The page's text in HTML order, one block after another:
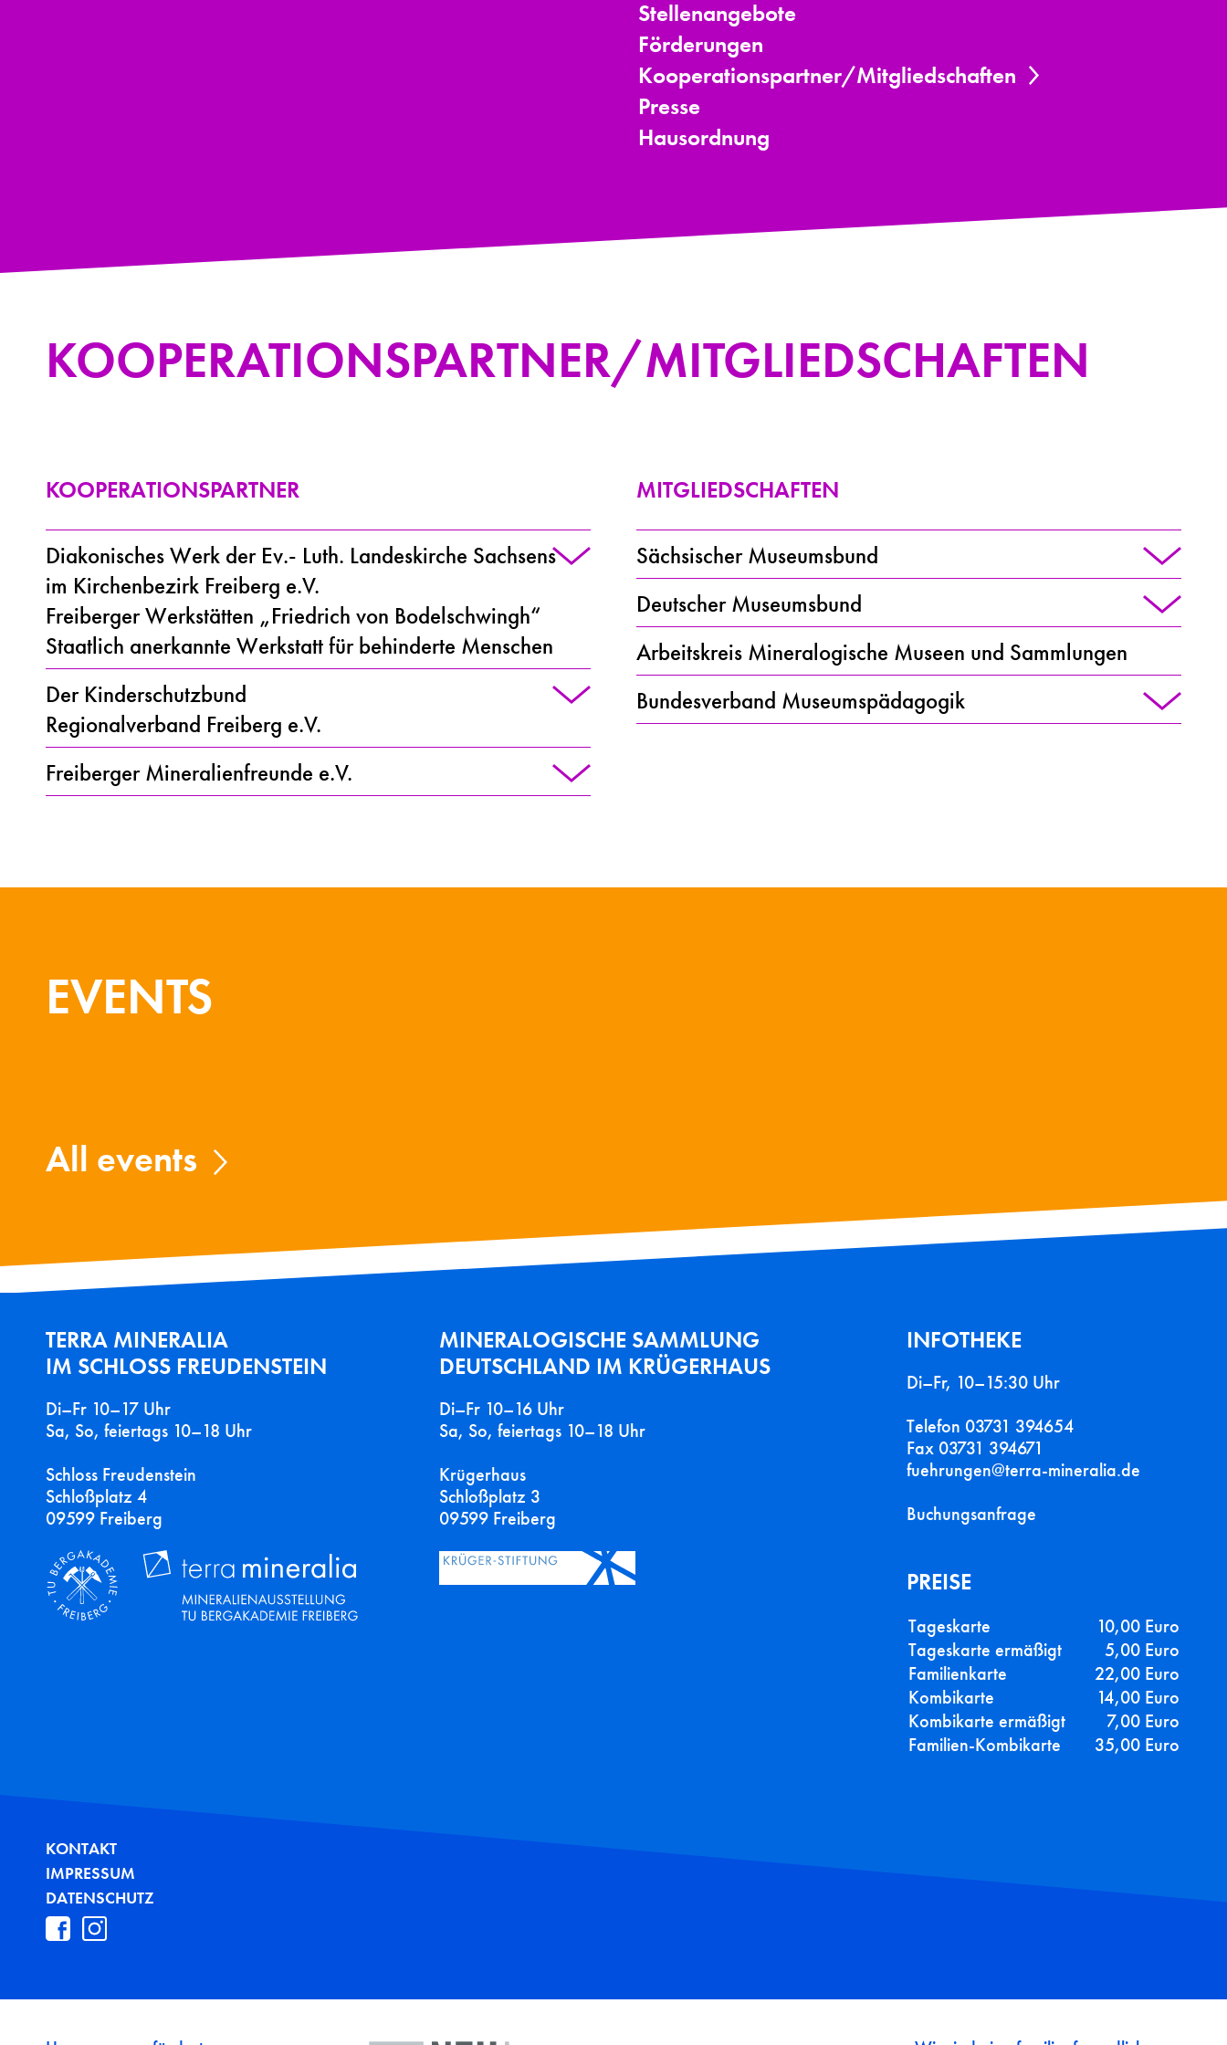
Stellenangebote
Förderungen
Kooperationspartner/Mitgliedschaften
Presse
Hausordnung
KOOPERATIONSPARTNER/MITGLIEDSCHAFTEN
KOOPERATIONSPARTNER
Diakonisches Werk der Ev.- Luth. Landeskirche Sachsens
im Kirchenbezirk Freiberg e.V.
Freiberger Werkstätten „Friedrich von Bodelschwingh“
Staatlich anerkannte Werkstatt für behinderte Menschen
Der Kinderschutzbund
Regionalverband Freiberg e.V.
Freiberger Mineralienfreunde e.V.
MITGLIEDSCHAFTEN
Sächsischer Museumsbund
Deutscher Museumsbund
Arbeitskreis Mineralogische Museen und Sammlungen
Bundesverband Museumspädagogik
EVENTS
All events
TERRA MINERALIA
IM SCHLOSS FREUDENSTEIN
Di–Fr 10–17 Uhr
Sa, So, feiertags 10–18 Uhr
Schloss Freudenstein
Schloßplatz 4
09599 Freiberg
MINERALOGISCHE SAMMLUNG
DEUTSCHLAND IM KRÜGERHAUS
Di–Fr 10–16 Uhr
Sa, So, feiertags 10–18 Uhr
Krügerhaus
Schloßplatz 3
09599 Freiberg
INFOTHEKE
Di–Fr, 10–15:30 Uhr
Telefon 03731 394654
Fax 03731 394671
fuehrungen@terra-mineralia.de
Buchungsanfrage
PREISE
Tageskarte
10,00 Euro
Tageskarte ermäßigt
5,00 Euro
Familienkarte
22,00 Euro
Kombikarte
14,00 Euro
Kombikarte ermäßigt
7,00 Euro
Familien-Kombikarte
35,00 Euro
FUSSZEILE
KONTAKT
IMPRESSUM
DATENSCHUTZ